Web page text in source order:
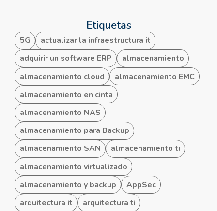
Etiquetas
5G
actualizar la infraestructura it
adquirir un software ERP
almacenamiento
almacenamiento cloud
almacenamiento EMC
almacenamiento en cinta
almacenamiento NAS
almacenamiento para Backup
almacenamiento SAN
almacenamiento ti
almacenamiento virtualizado
almacenamiento y backup
AppSec
arquitectura it
arquitectura ti